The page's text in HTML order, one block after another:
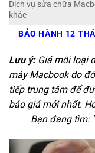
Dịch vụ sửa chữa
khác
BẢO HÀNH 12
Lưu ý:Giá mỗi loại
máy Macbook do
tiếp trung tâm để
báo giá mới nhất.
Bạn đang tìm: "